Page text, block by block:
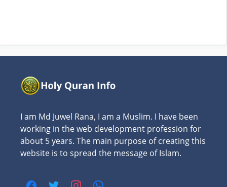
I am Md Juwel Rana, I am a Muslim. I have been
working in the web development profession for
about 5 years. The main purpose of creating this
website is to spread the message of Islam.